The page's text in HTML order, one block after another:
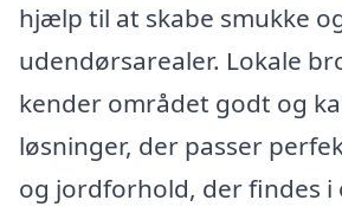
hjælp til at skabe smukke
udendørsarealer. Lokale
kender området godt og
løsninger, der passer
og jordforhold, der findes i